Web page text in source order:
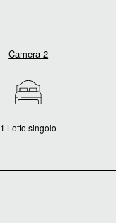
Camera 2
1 Letto singolo